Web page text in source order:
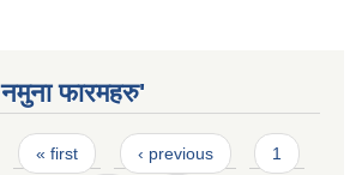
नमुना फारमहरु'
Pages
« first ‹ previous 1